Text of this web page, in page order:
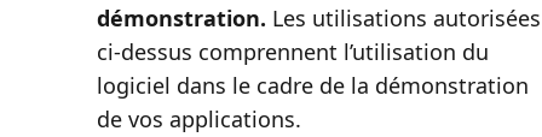
démonstration. Les utilisations autorisées
ci-dessus comprennent l’utilisation du
logiciel dans le cadre de la démonstration
de vos applications.